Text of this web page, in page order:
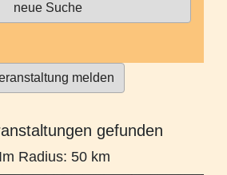
neue Suche
melden
gefunden
Im Radius: 50 km